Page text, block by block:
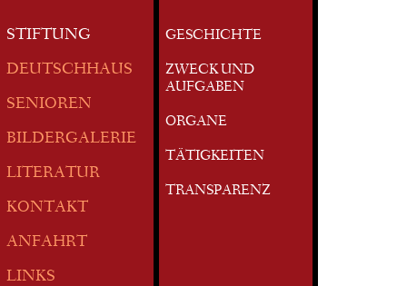
STIFTUNG
DEUTSCHHAUS
SENIOREN
BILDERGALERIE
LITERATUR
KONTAKT
ANFAHRT
LINKS
GESCHICHTE
ZWECK UND
AUFGABEN
ORGANE
TÄTIGKEITEN
TRANSPARENZ